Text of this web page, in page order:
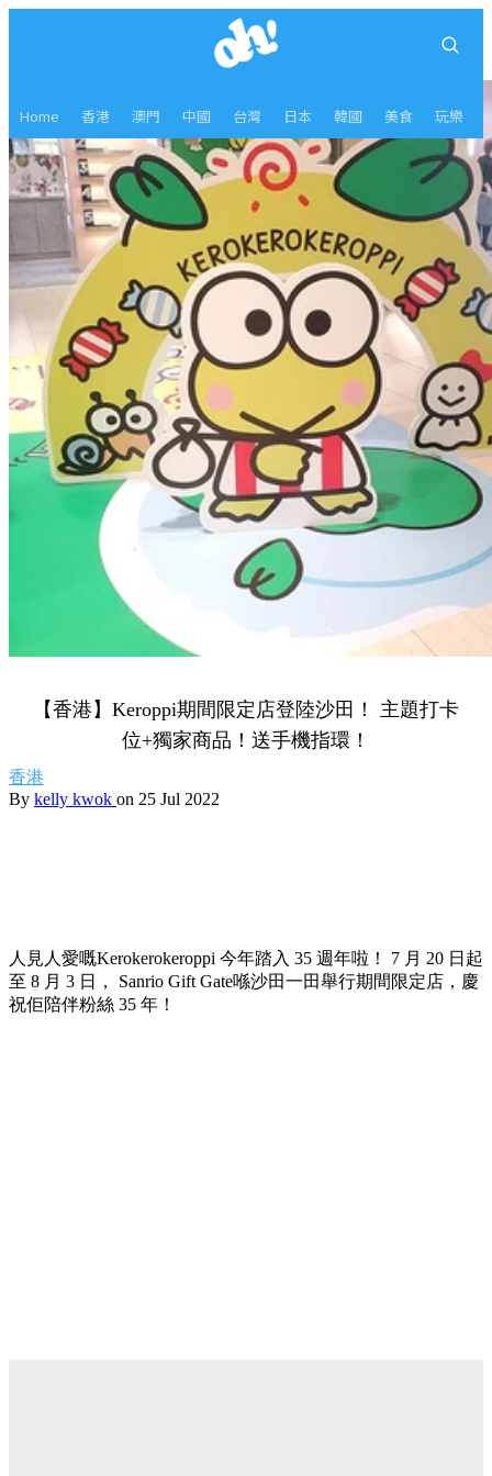
Home 香港 澳門 中國 台灣 日本 韓國 美食 玩樂
【香港】Keroppi期間限定店登陸沙田！ 主題打卡
位+獨家商品！送手機指環！
香港
By kelly kwok on 25 Jul 2022
人見人愛嘅Kerokerokeroppi 今年踏入 35 週年啦！ 7 月 20 日起
至 8 月 3 日， Sanrio Gift Gate喺沙田一田舉行期間限定店，慶
祝佢陪伴粉絲 35 年！